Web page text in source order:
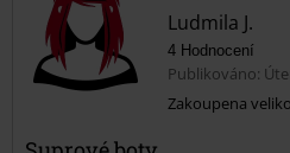
Odeslat komentář
Byl tento komentář
Ludmila J.
4 Hodnocení
Publikováno:
Zakoupena